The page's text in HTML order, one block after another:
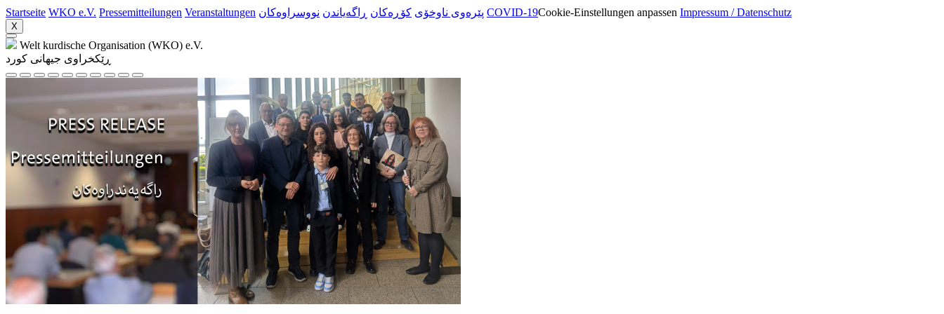
Startseite WKO e.V. Pressemitteilungen Veranstaltungen پێرەوی ناوخۆی کۆڕەکان ڕاگەیاندن نووسراوه‌کان COVID-19Cookie-Einstellungen anpassen Impressum / Datenschutz
X
Welt kurdische Organisation (WKO) e.V.
ڕێکخراوی جیهانی کورد